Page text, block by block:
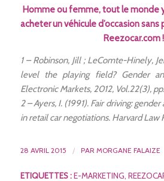
Homme ou femme, tout le monde
acheter un véhicule d’occasion sans
Reezocar.com!
1 – Robinson, Jill ; LeComte-Hinely,
level the playing field? Gender
Electronic Markets, 2012, Vol.22(3),
2 – Ayers, I. (1991). Fair driving:
in retail car negotiations. Harvard Law
28 AVRIL 2015 / PAR MORGANE FALAIZE
ETIQUETTES : E-MARKETING,